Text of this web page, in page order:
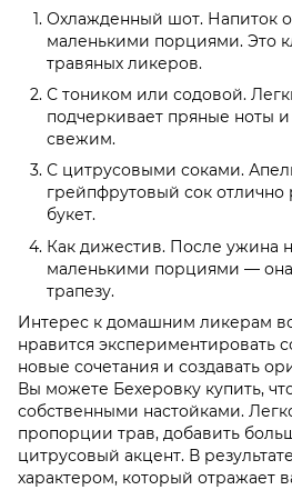
Охлажденный шот. Напиток
маленькими порциями. Это
травяных ликеров.
С тоником или содовой.
подчеркивает пряные ноты
свежим.
С цитрусовыми соками.
грейпфрутовый сок отлично
букет.
Как дижестив. После ужина
маленькими порциями —
трапезу.
Интерес к домашним ликерам
нравится экспериментировать
новые сочетания и создавать
Вы можете Бехеровку купить,
собственными настойками.
пропорции трав, добавить
цитрусовый акцент. В
характером, который отражает